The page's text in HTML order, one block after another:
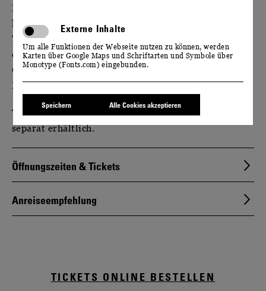
Interessierte, wie aus sächsischen Trauben ein
köstlicher Federweißer entsteht. Bei einer geführten
Wanderung durch den Wackerbarthberg können Sie
den neuen Jahrgang hautnah erleben. Auf alle kleinen
Gäste wartet ein liebevoll gestaltetes
Kinderprogramm.
Tickets für unsere Federweißer-Führungen
separat erhältlich.
Öffnungszeiten & Tickets
Anreiseempfehlung
TICKETS ONLINE BESTELLEN
Externe Inhalte
Um alle Funktionen der Webseite nutzen zu können, werden
Karten über Google Maps und Schriftarten und Symbole über
Monotype (Fonts.com) eingebunden.
Speichern Alle Cookies akzeptieren